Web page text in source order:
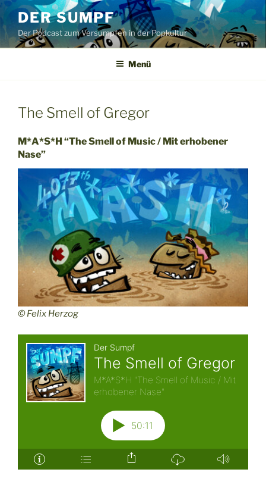
Zum
Inhalt
springen
DER SUMPF
Der Podcast zum Versumpfen in der Popkultur
Menü
The Smell of Gregor
M*A*S*H “The Smell of Music / Mit erhobener
Nase”
© Felix Herzog